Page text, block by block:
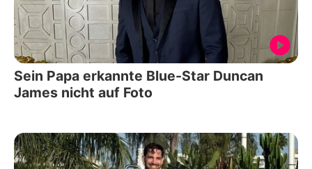
Sein Papa erkannte Blue-Star Duncan
James nicht auf Foto